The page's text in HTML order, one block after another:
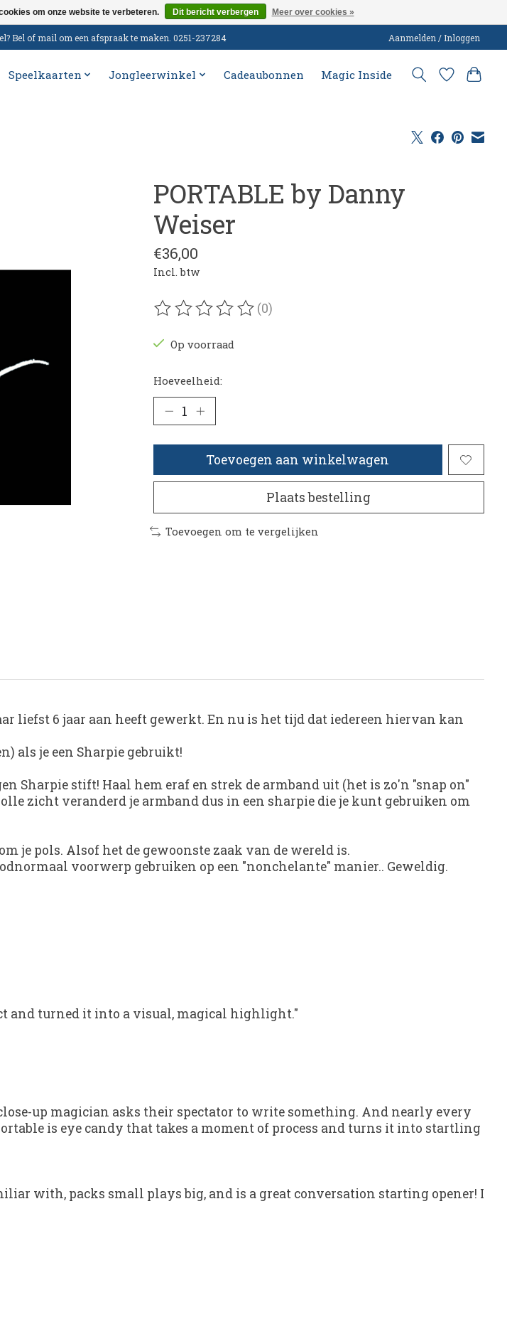
Bel of mail om een afspraak te maken. 0251-237284 Aanmelden / Inloggen
Speelkaarten Jongleerwinkel Cadeaubonnen Magic Inside
PORTABLE by Danny
Weiser
€36,00
Incl. btw
De beoordeling van dit product is
(0)
Op voorraad
Hoeveelheid:
Toevoegen aan winkelwagen
Plaats bestelling
Toevoegen om te vergelijken
liefst 6 jaar aan heeft gewerkt. En nu is het tijd dat iedereen hiervan kan
als je een Sharpie gebruikt!
Sharpie stift! Haal hem eraf en strek de armband uit (het is zo'n "snap on"
zicht veranderd je armband dus in een sharpie die je kunt gebruiken om
je pols. Alsof het de gewoonste zaak van de wereld is.
voorwerp gebruiken op een "nonchelante" manier.. Geweldig.
and turned it into a visual, magical highlight."
up magician asks their spectator to write something. And nearly every
is eye candy that takes a moment of process and turns it into startling
with, packs small plays big, and is a great conversation starting opener! I
om onze website te verbeteren. Dit bericht verbergen Meer over cookies »